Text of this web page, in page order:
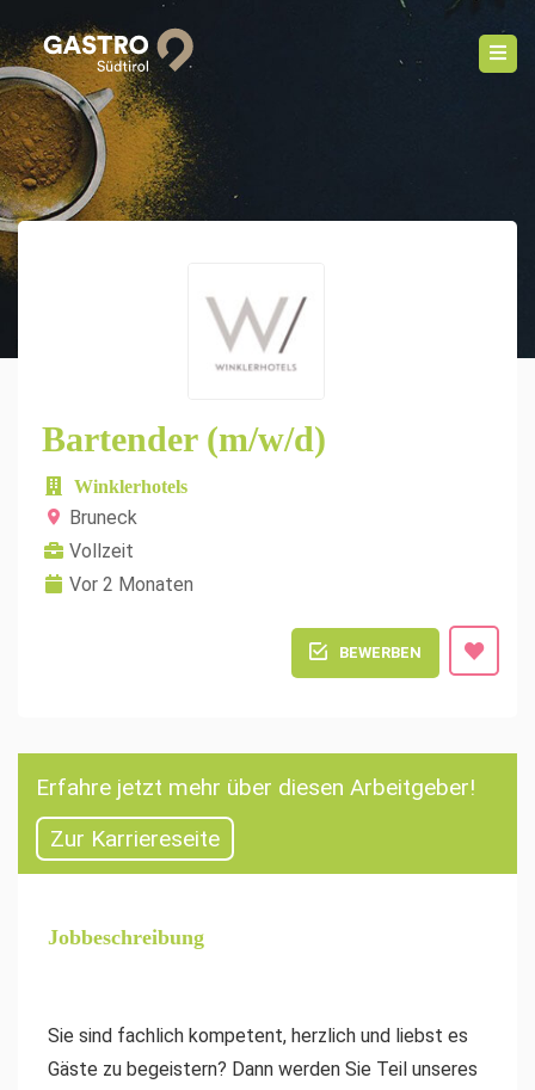
Bartender (m/w/d)
Winklerhotels
Bruneck
Vollzeit
Vor 2 Monaten
BEWERBEN
Erfahre jetzt mehr über diesen Arbeitgeber!
Zur Karriereseite
Jobbeschreibung
Sie sind fachlich kompetent, herzlich und liebst es
Gäste zu begeistern? Dann werden Sie Teil unseres